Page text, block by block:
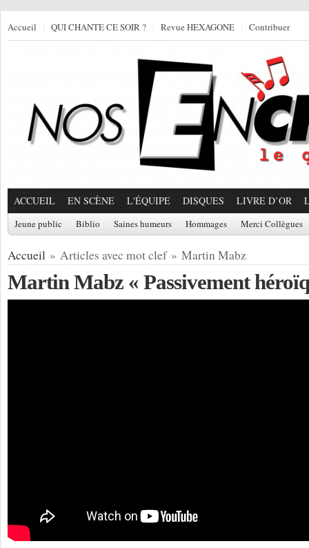
Accueil QUI CHANTE CE SOIR ? Revue HEXAGONE Contribuer
ACCUEIL EN SCÈNE L'ÉQUIPE DISQUES LIVRE D’OR
Jeune public Biblio Saines humeurs Hommages Merci Collègues
Accueil » Articles avec mot clef » Martin Mabz
Martin Mabz « Passivement